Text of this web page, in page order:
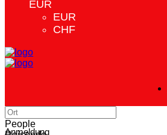
EUR
EUR
CHF
Anmeldung
People